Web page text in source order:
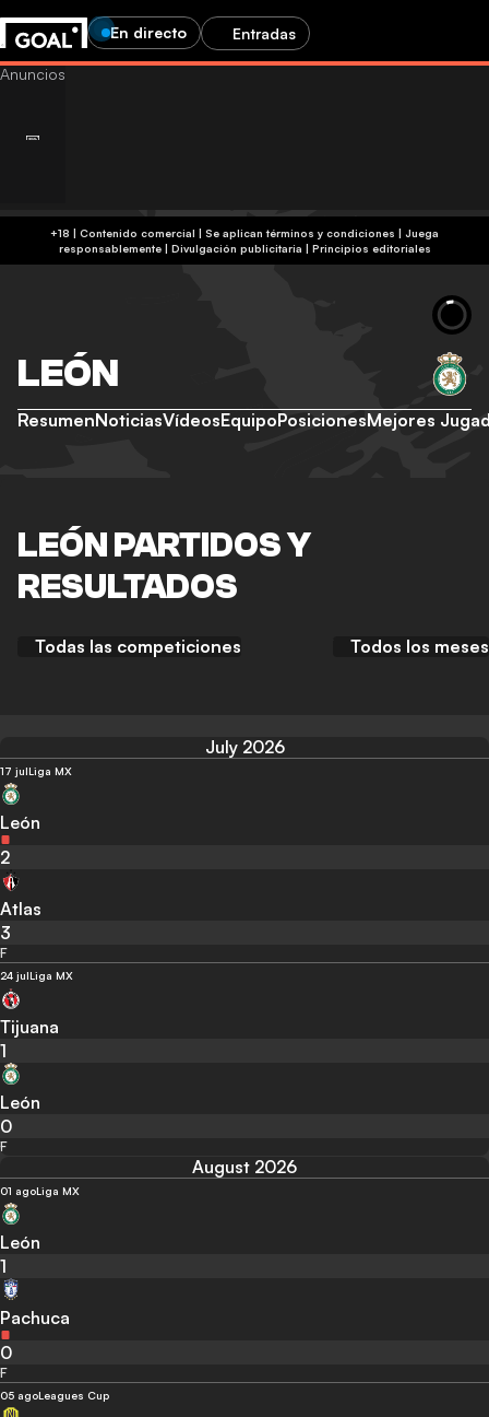
En directo Entradas
+18 | Contenido comercial | Se aplican términos y condiciones | Juega
responsablemente| Divulgación publicitaria | Principios editoriales
LEÓN
ResumenNoticiasVídeosEquipoPosicionesMejores
LEÓN PARTIDOS Y
RESULTADOS
Todas las competiciones Todos los meses
July 2026
17 julLiga MX
León
2
Atlas
3
F
24 julLiga MX
Tijuana
1
León
0
F
August 2026
01 agoLiga MX
León
1
Pachuca
0
F
05 agoLeagues Cup